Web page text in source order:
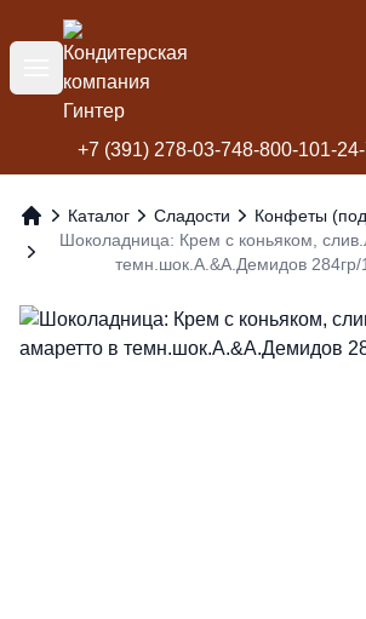
Меню
Кондитерская компания Гинтер
+7 (391) 278-03-748-800-101-
Главная
Каталог Сладости
Конфеты
Шоколадница: Крем с коньяком,
темн.шок.А.&А.Демидов 284гр/